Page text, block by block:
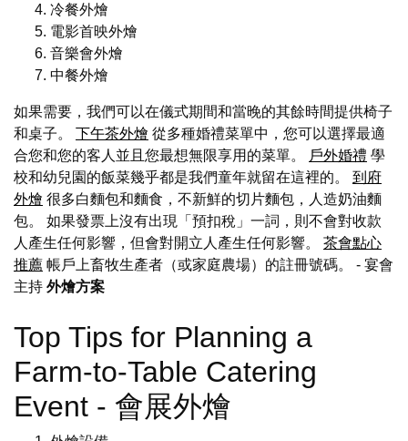
冷餐外燴
電影首映外燴
音樂會外燴
中餐外燴
如果需要，我們可以在儀式期間和當晚的其餘時間提供椅子
和桌子。 下午茶外燴 從多種婚禮菜單中，您可以選擇最適
合您和您的客人並且您最想無限享用的菜單。
戶外婚禮 學
校和幼兒園的飯菜幾乎都是我們童年就留在這裡的。 到府
外燴 很多白麵包和麵食，不新鮮的切片麵包，人造奶油麵
包。 如果發票上沒有出現「預扣稅」一詞，則不會對收款
人產生任何影響，但會對開立人產生任何影響。 茶會點心
推薦 帳戶上畜牧生產者（或家庭農場）的註冊號碼。 - 宴會
主持 外燴方案
Top Tips for Planning a
Farm-to-Table Catering
Event - 會展外燴